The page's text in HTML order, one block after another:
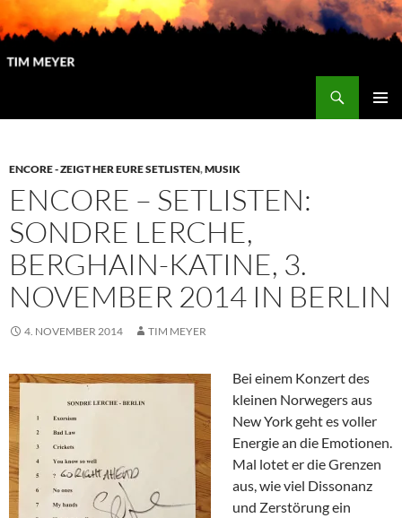
Zum
Inhalt
springen
ENCORE - ZEIGT HER EURE SETLISTEN,MUSIK
ENCORE – SETLISTEN:
SONDRE LERCHE,
BERGHAIN-KATINE, 3.
NOVEMBER 2014 IN BERLIN
4. NOVEMBER 2014 TIM MEYER
Bei einem Konzert des
kleinen Norwegers aus
New York geht es voller
Energie an die Emotionen.
Mal lotet er die Grenzen
aus, wie viel Dissonanz
und Zerstörung ein